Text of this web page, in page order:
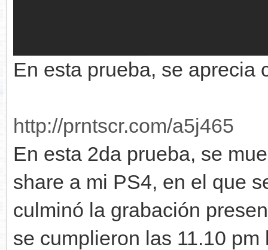
En esta prueba, se aprecia
http://prntscr.com/a5j465
En esta 2da prueba, se
share a mi PS4, en el que
culminó la grabación
se cumplieron las 11.10